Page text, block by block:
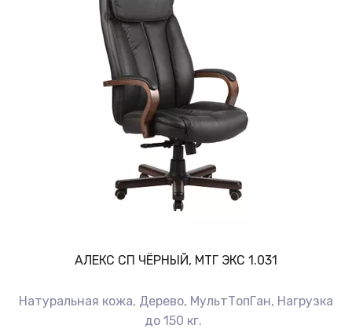
АЛЕКС СП ЧЁРНЫЙ, МТГ ЭКС 1.031
Натуральная кожа, Дерево, МультТопГан, Нагрузка
до 150 кг.